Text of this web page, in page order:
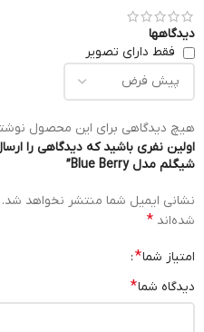
دیدگاهها
فقط دارای تصویر
هیچ دیدگاهی برای این محصول
اولین نفری باشید که دیدگاهی را
شیگلم مدل Blue Berry”
نشانی ایمیل شما منتشر نخواهد شد.
شده‌اند *
امتیاز شما*
دیدگاه شما*